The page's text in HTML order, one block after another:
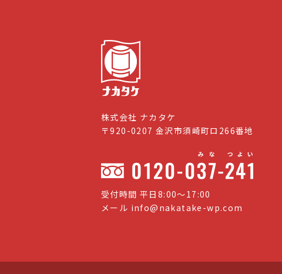
株式会社 ナカタケ
〒920-0207 金沢市須崎町ロ266番地
受付時間 平日8:00〜17:00
メール info@nakatake-wp.com